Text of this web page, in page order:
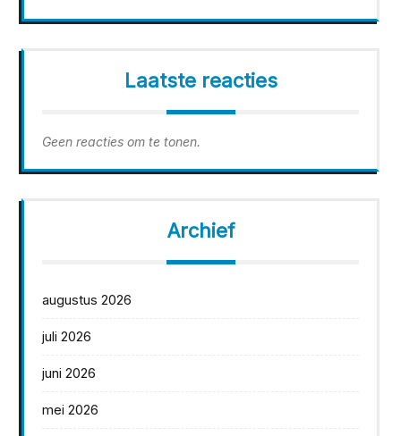
Laatste reacties
Geen reacties om te tonen.
Archief
augustus 2026
juli 2026
juni 2026
mei 2026